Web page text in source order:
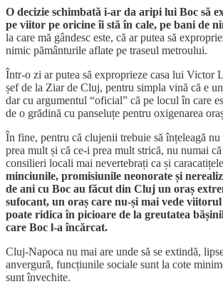
O decizie schimbată i-ar da aripi lui Boc să
pe viitor pe oricine îi stă în cale, pe bani de
la care mă gândesc este, că ar putea să
nimic pământurile aflate pe traseul metroului.
Într-o zi ar putea să exproprieze casa lui Victor
șef de la Ziar de Cluj, pentru simpla vină că e
dar cu argumentul “oficial” că pe locul în care
de o grădină cu panseluțe pentru oxigenarea
În fine, pentru că clujenii trebuie să înțeleagă
prea mult și că ce-i prea mult strică, nu numai
consilieri locali mai nevertebrați ca și
minciunile, promisiunile neonorate și
de ani cu Boc au făcut din Cluj un oraș
sufocant, un oraș care nu-și mai vede
poate ridica în picioare de la greutatea
care Boc l-a încărcat.
Cluj-Napoca nu mai are unde să se extindă,
anvergură, funcțiunile sociale sunt la cote
sunt învechite.